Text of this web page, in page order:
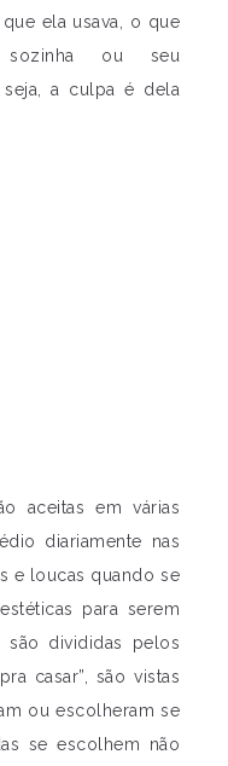
ela usava, o que
ou seu
a culpa é dela
aceitas em várias
diariamente nas
e loucas quando se
para serem
são divididas pelos
casar”, são vistas
ou escolheram se
se escolhem não